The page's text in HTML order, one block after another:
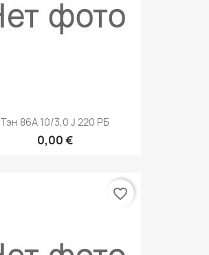
Тэн 86A 10/3,0 J 220 РБ
0,00 €
favorite_border